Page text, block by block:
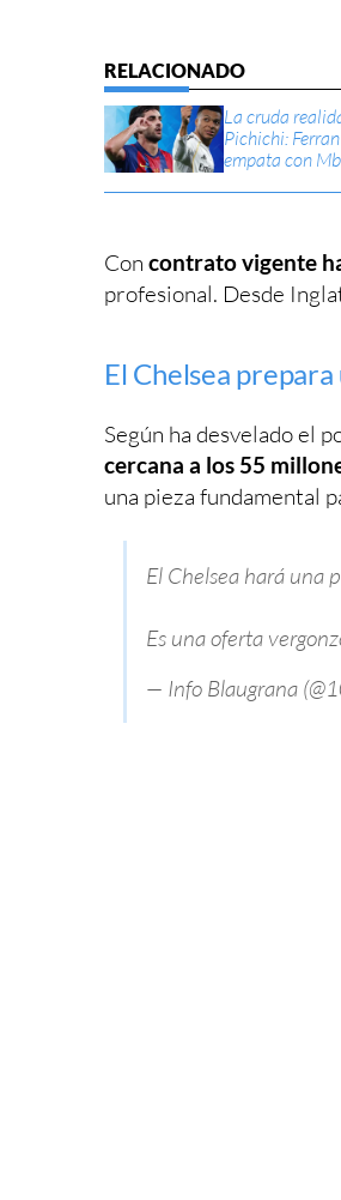
La cruda
Pichichi:
empata con
Con contrato vigente
profesional. Desde
El Chelsea
Según ha desvelado el
cercana a los 55
una pieza fundamental
El Chelsea hará una
Es una oferta
— Info Blaugrana